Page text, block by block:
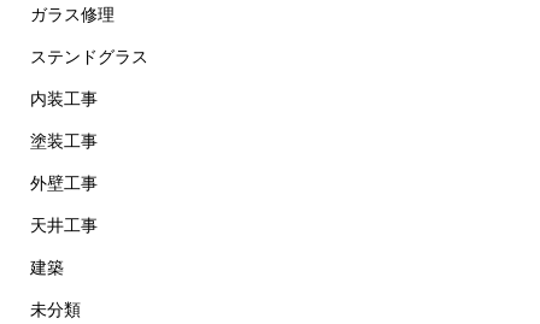
ガラス修理
ステンドグラス
内装工事
塗装工事
外壁工事
天井工事
建築
未分類